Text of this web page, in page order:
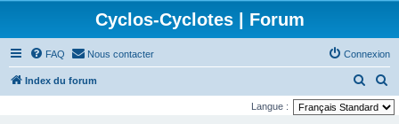
Cyclos-Cyclotes | Forum
FAQ Nous contacter Connexion
Index du forum
e
e
Langue :